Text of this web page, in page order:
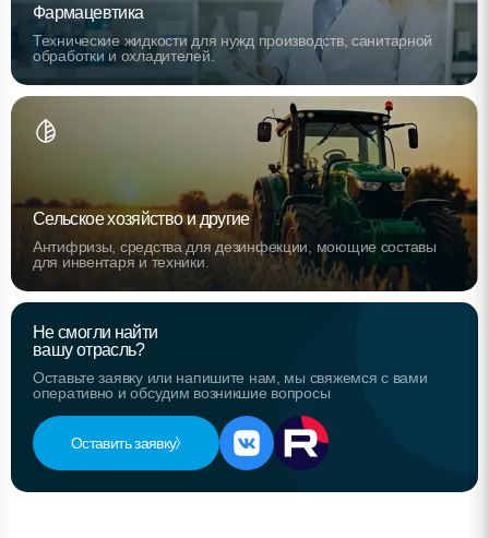
Фармацевтика
Технические жидкости для нужд производств, санитарной
обработки и охладителей.
Сельское хозяйство и другие
Антифризы, средства для дезинфекции, моющие составы
для инвентаря и техники.
Не смогли найти
вашу отрасль?
Оставьте заявку или напишите нам, мы свяжемся с вами
оперативно и обсудим возникшие вопросы
Оставить заявку